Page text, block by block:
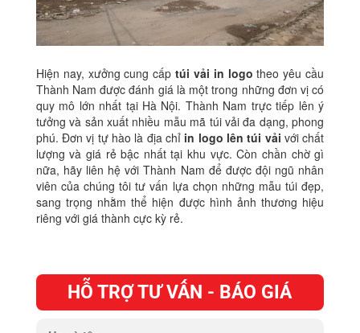
Hiện nay, xưởng cung cấp túi vải in logo theo yêu cầu
Thành Nam được đánh giá là một trong những đơn vị có
quy mô lớn nhất tại Hà Nội. Thành Nam trực tiếp lên ý
tưởng và sản xuất nhiều mẫu mã túi vải đa dạng, phong
phú. Đơn vị tự hào là địa chỉ in logo lên túi vải với chất
lượng và giá rẻ bậc nhất tại khu vực. Còn chần chờ gì
nữa, hãy liên hệ với Thành Nam để được đội ngũ nhân
viên của chúng tôi tư vấn lựa chọn những mẫu túi đẹp,
sang trọng nhằm thể hiện được hình ảnh thương hiệu
riêng với giá thành cực kỳ rẻ.
HỖ TRỢ TƯ VẤN - BÁO GIÁ